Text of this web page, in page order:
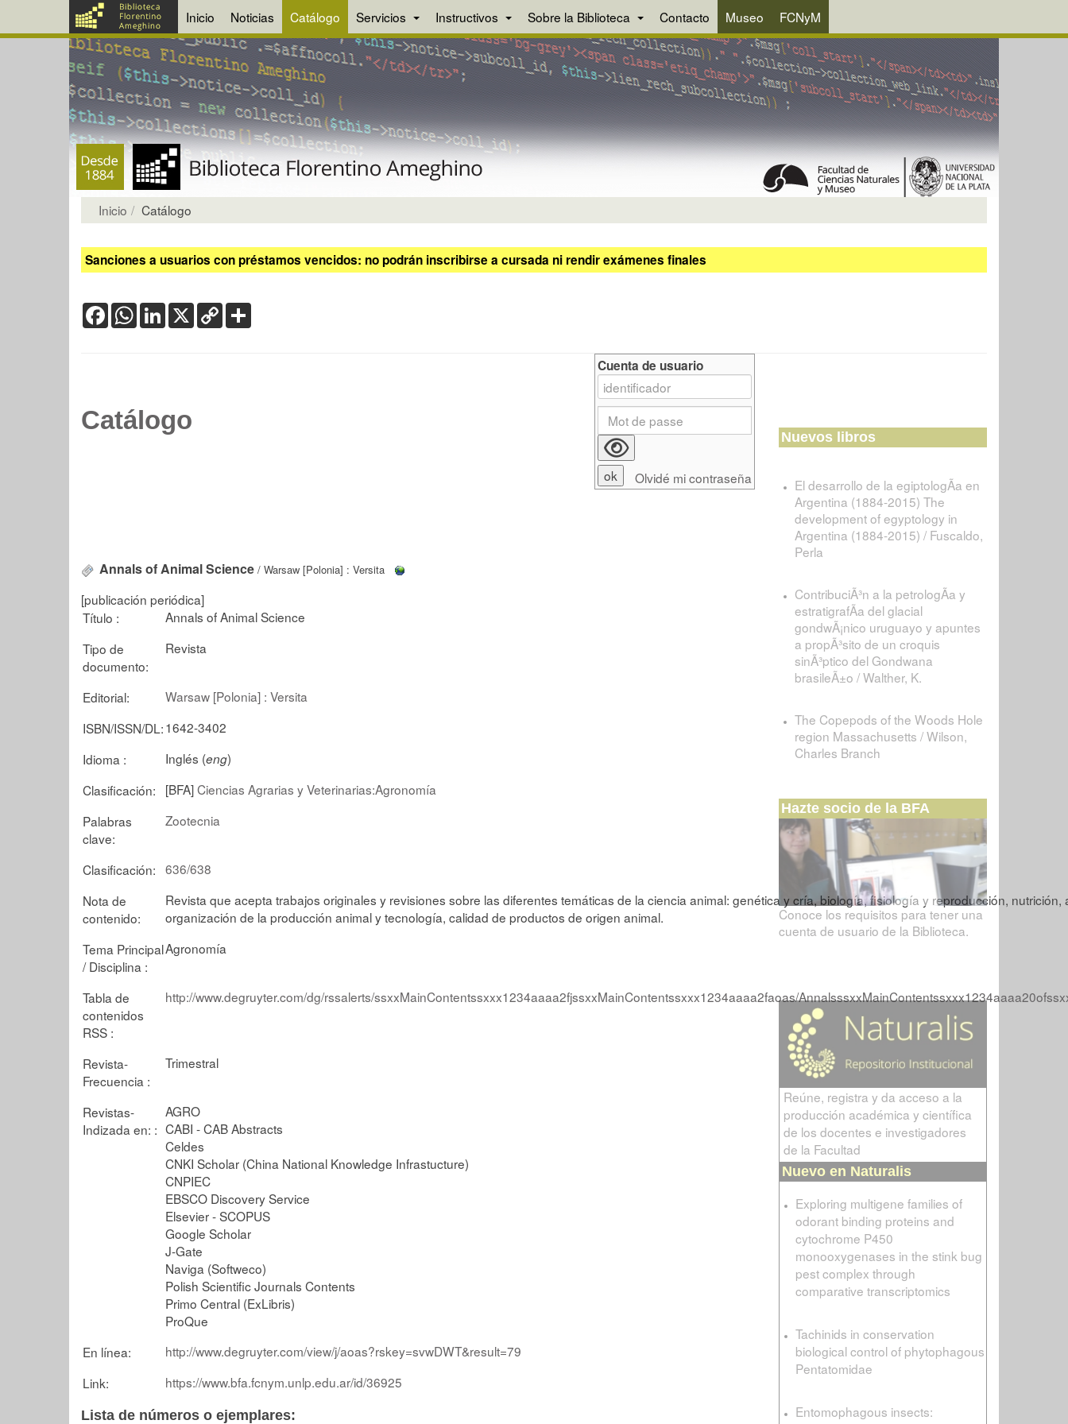
Inicio Noticias Catálogo Servicios Instructivos Sobre la Biblioteca Contacto Museo FCNyM
Inicio Catálogo
Sanciones a usuarios con préstamos vencidos: no podrán inscribirse a cursada ni rendir exámenes finales
FacebookWhatsApp
LinkedIn
X Copy
Link
Catálogo
Annals of Animal Science / Warsaw [Polonia] : Versita
[publicación periódica]
Título :
Annals of Animal Science
Tipo de
documento:
Revista
Editorial:
Warsaw [Polonia] : Versita
ISBN/ISSN/DL:1642-3402
Idioma :
Inglés (eng)
Clasificación:
[BFA]Ciencias Agrarias y Veterinarias:Agronomía
Palabras
clave:
Zootecnia
Clasificación: 636/638
Nota de
contenido:
Revista que acepta trabajos originales y revisiones sobre las diferentes temáticas de la ciencia animal: genética y cría, biología, fisiología y reproducción, nutrición,
organización de la producción animal y tecnología, calidad de productos de origen animal.
Tema Principal
/ Disciplina :
Agronomía
Tabla de
contenidos
RSS :
http://www.degruyter.com/dg/rssalerts/ssxxMainContentssxxx1234aaaa2fjssxxMainContentssxxx1234aaaa2faoas/
Revista-
Frecuencia :
Trimestral
Revistas-
Indizada en: :
AGRO
CABI - CAB Abstracts
Celdes
CNKI Scholar (China National Knowledge Infrastucture)
CNPIEC
EBSCO Discovery Service
Elsevier - SCOPUS
Google Scholar
J-Gate
Naviga (Softweco)
Polish Scientific Journals Contents
Primo Central (ExLibris)
ProQue
En línea:
http://www.degruyter.com/view/j/aoas?rskey=svwDWT&result=79
Link:
https://www.bfa.fcnym.unlp.edu.ar/id/36925
Lista de números o ejemplares:
Cuenta de usuario
Olvidé mi contraseña
Nuevos libros
El desarrollo de la egiptologÃ­a en
Argentina (1884-2015) The
development of egyptology in
Argentina (1884-2015) / Fuscaldo,
Perla
ContribuciÃ³n a la petrologÃ­a y
estratigrafÃ­a del glacial
gondwÃ¡nico uruguayo y apuntes
a propÃ³sito de un croquis
sinÃ³ptico del Gondwana
brasileÃ±o / Walther, K.
The Copepods of the Woods Hole
region Massachusetts / Wilson,
Charles Branch
Hazte socio de la BFA
Conoce los requisitos para tener una
cuenta de usuario de la Biblioteca.
Reúne, registra y da acceso a la
producción académica y científica
de los docentes e investigadores
de la Facultad
Nuevo en Naturalis
Exploring multigene families of
odorant binding proteins and
cytochrome P450
monooxygenases in the stink bug
pest complex through
comparative transcriptomics
Tachinids in conservation
biological control of phytophagous
Pentatomidae
Entomophagous insects: